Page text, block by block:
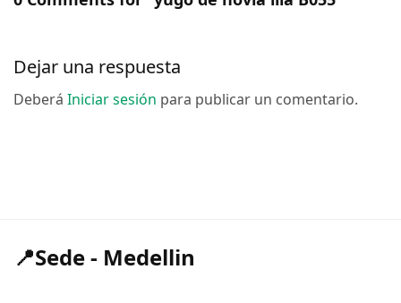
Dejar una respuesta
DeberáIniciar sesión para publicar un comentario.
📍Sede - Medellin